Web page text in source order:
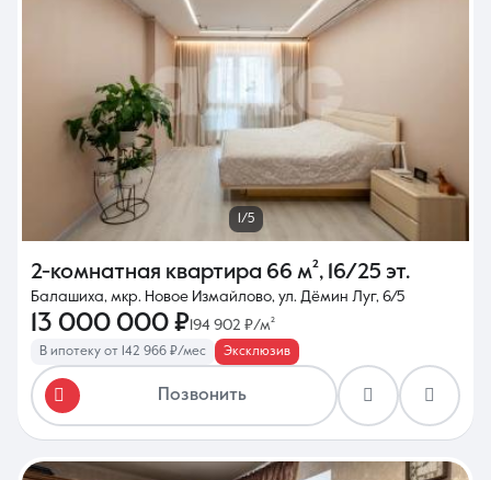
1/5
2-комнатная квартира 66 м², 16/25 эт.
Балашиха, мкр. Новое Измайлово, ул. Дёмин Луг, 6/5
13 000 000 ₽194 902 ₽/м²
В ипотеку от 142 966 ₽/мес Эксклюзив
Позвонить